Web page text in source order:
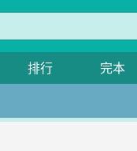
排行 完本